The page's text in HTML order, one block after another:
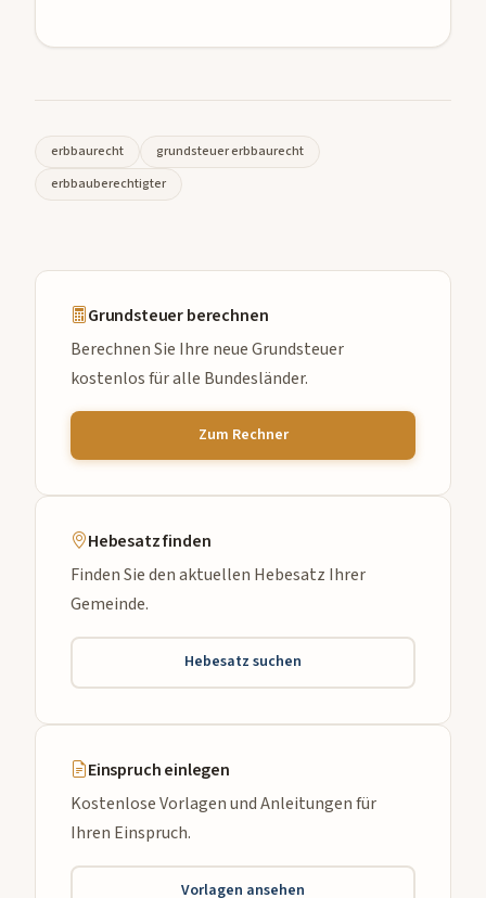
erbbaurecht
grundsteuer erbbaurecht
erbbauberechtigter
Grundsteuer berechnen
Berechnen Sie Ihre neue Grundsteuer
kostenlos für alle Bundesländer.
Zum Rechner
Hebesatz finden
Finden Sie den aktuellen Hebesatz Ihrer
Gemeinde.
Hebesatz suchen
Einspruch einlegen
Kostenlose Vorlagen und Anleitungen für
Ihren Einspruch.
Vorlagen ansehen